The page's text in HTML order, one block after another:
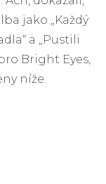
jako „Každý
a „Pustili
Bright Eyes,
níže.